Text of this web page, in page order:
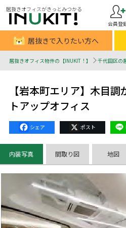
居抜きオフィスがきっとみつかる
会員登
居抜きで入りたい方へ
居抜きオフィス物件の【INUKIT！】 千代田区の
【岩本町エリア】木目
トアップオフィス
Facebook
X
内装写真 間取り図 地図